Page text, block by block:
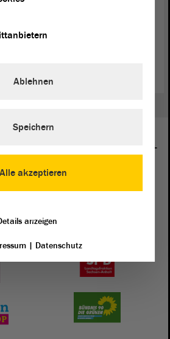
sich dem Hass unter den Menschen
und Aussöhnung unter den
zu schaffen und diesen zu erhalten.
sind im Landtag von Sachsen-
Alle akzeptieren
Ablehnen
Speichern
anzeigen
| Datenschutz